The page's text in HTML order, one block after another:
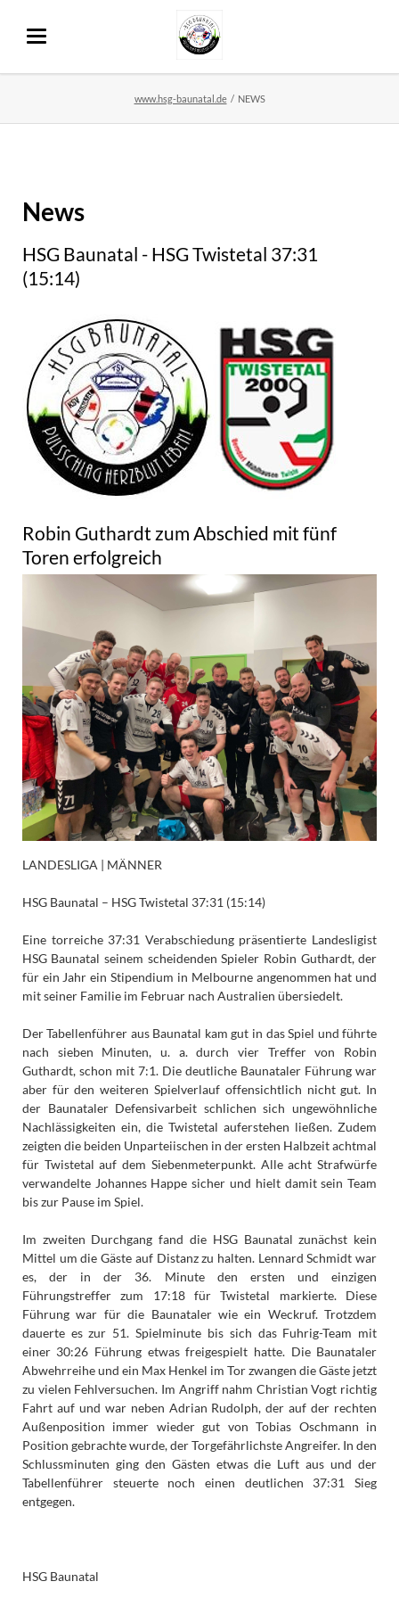
www.hsg-baunatal.de NEWS
News
HSG Baunatal - HSG Twistetal 37:31
(15:14)
Robin Guthardt zum Abschied mit fünf
Toren erfolgreich
LANDESLIGA | MÄNNER
HSG Baunatal – HSG Twistetal 37:31 (15:14)
Eine torreiche 37:31 Verabschiedung präsentierte Landesligist
HSG Baunatal seinem scheidenden Spieler Robin Guthardt, der
für ein Jahr ein Stipendium in Melbourne angenommen hat und
mit seiner Familie im Februar nach Australien übersiedelt.
Der Tabellenführer aus Baunatal kam gut in das Spiel und führte
nach sieben Minuten, u. a. durch vier Treffer von Robin
Guthardt, schon mit 7:1. Die deutliche Baunataler Führung war
aber für den weiteren Spielverlauf offensichtlich nicht gut. In
der Baunataler Defensivarbeit schlichen sich ungewöhnliche
Nachlässigkeiten ein, die Twistetal auferstehen ließen. Zudem
zeigten die beiden Unparteiischen in der ersten Halbzeit achtmal
für Twistetal auf dem Siebenmeterpunkt. Alle acht Strafwürfe
verwandelte Johannes Happe sicher und hielt damit sein Team
bis zur Pause im Spiel.
Im zweiten Durchgang fand die HSG Baunatal zunächst kein
Mittel um die Gäste auf Distanz zu halten. Lennard Schmidt war
es, der in der 36. Minute den ersten und einzigen
Führungstreffer zum 17:18 für Twistetal markierte. Diese
Führung war für die Baunataler wie ein Weckruf. Trotzdem
dauerte es zur 51. Spielminute bis sich das Fuhrig-Team mit
einer 30:26 Führung etwas freigespielt hatte. Die Baunataler
Abwehrreihe und ein Max Henkel im Tor zwangen die Gäste jetzt
zu vielen Fehlversuchen. Im Angriff nahm Christian Vogt richtig
Fahrt auf und war neben Adrian Rudolph, der auf der rechten
Außenposition immer wieder gut von Tobias Oschmann in
Position gebrachte wurde, der Torgefährlichste Angreifer. In den
Schlussminuten ging den Gästen etwas die Luft aus und der
Tabellenführer steuerte noch einen deutlichen 37:31 Sieg
entgegen.
HSG Baunatal